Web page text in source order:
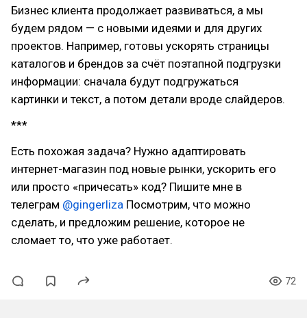
Бизнес клиента продолжает развиваться, а мы
будем рядом — с новыми идеями и для других
проектов. Например, готовы ускорять страницы
каталогов и брендов за счёт поэтапной подгрузки
информации: сначала будут подгружаться
картинки и текст, а потом детали вроде слайдеров.
***
Есть похожая задача? Нужно адаптировать
интернет-магазин под новые рынки, ускорить его
или просто «причесать» код? Пишите мне в
телеграм @gingerliza Посмотрим, что можно
сделать, и предложим решение, которое не
сломает то, что уже работает.
72